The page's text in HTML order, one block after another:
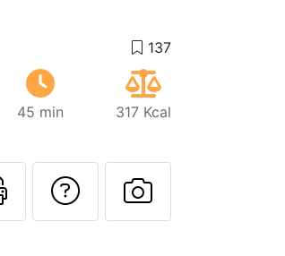
45 min 317 Kcal
cette recette à
Imprimer cette page
Poser une
Publier